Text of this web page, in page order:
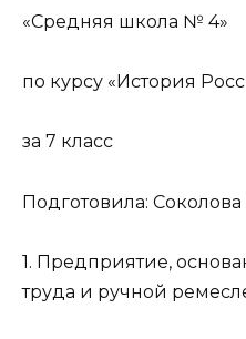
«Средняя школа № 4»
по курсу «История
за 7 класс
Подготовила: Соколова
1. Предприятие,
труда и ручной